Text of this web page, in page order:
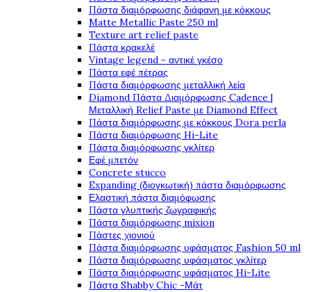
Πάστα διαμόρφωσης διάφανη με κόκκους
Matte Metallic Paste 250 ml
Texture art relief paste
Πάστα κρακελέ
Vintage legend - αντικέ γκέσο
Πάστα εφέ πέτρας
Πάστα διαμόρφωσης μεταλλική λεία
Diamond Πάστα Διαμόρφωσης Cadence |
Μεταλλική Relief Paste με Diamond Effect
Πάστα διαμόρφωσης με κόκκους Dora perla
Πάστα διαμόρφωσης Hi-Lite
Πάστα διαμόρφωσης γκλίτερ
Εφέ μπετόν
Concrete stucco
Expanding (διογκωτική) πάστα διαμόρφωσης
Ελαστική πάστα διαμόφωσης
Πάστα γλυπτικής ζωγραφικής
Πάστα διαμόρφωσης mixion
Πάστες χιονιού
Πάστα διαμόρφωσης υφάσματος Fashion 50 ml
Πάστα διαμόρφωσης υφάσματος γκλίτερ
Πάστα διαμόρφωσης υφάσματος Hi-Lite
Πάστα Shabby Chic -Μάτ